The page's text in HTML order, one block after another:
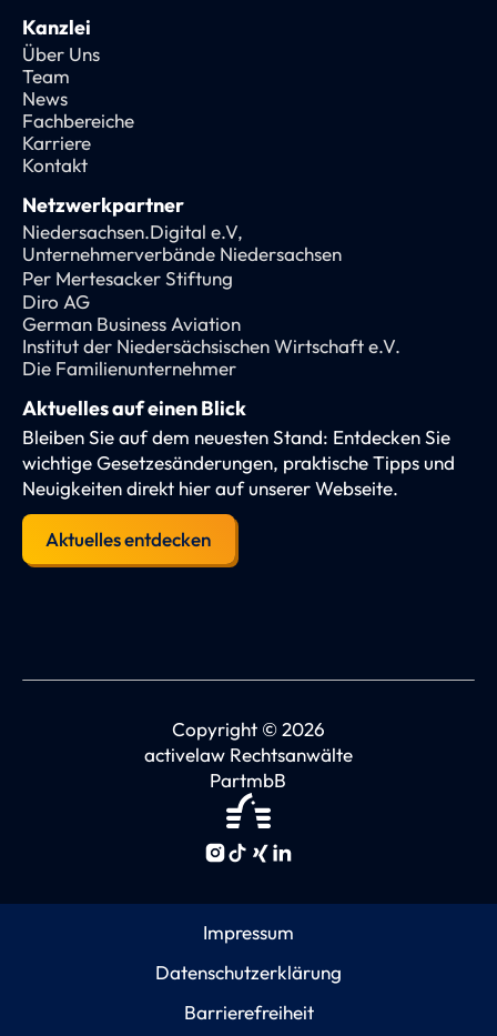
Kanzlei
Über Uns
Team
News
Fachbereiche
Karriere
Kontakt
Netzwerkpartner
Niedersachsen.Digital e.V,
Unternehmerverbände Niedersachsen
Per Mertesacker Stiftung
Diro AG
German Business Aviation
Institut der Niedersächsischen Wirtschaft e.V.
Die Familienunternehmer
Aktuelles auf einen Blick
Bleiben Sie auf dem neuesten Stand: Entdecken Sie
wichtige Gesetzesänderungen, praktische Tipps und
Neuigkeiten direkt hier auf unserer Webseite.
Aktuelles entdecken
Copyright © 2026
activelaw Rechtsanwälte
PartmbB
Impressum
Datenschutzerklärung
Barrierefreiheit